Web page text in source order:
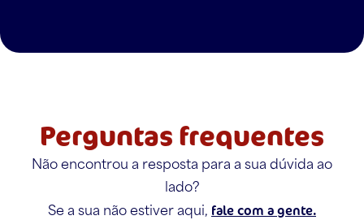
Perguntas frequentes
Não encontrou a resposta para a sua dúvida ao
lado?
Se a sua não estiver aqui, fale com a gente.